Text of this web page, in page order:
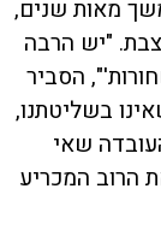
מאות שנים,
"יש הרבה
הסביר
בשליטתנו,
שאי
המכריע